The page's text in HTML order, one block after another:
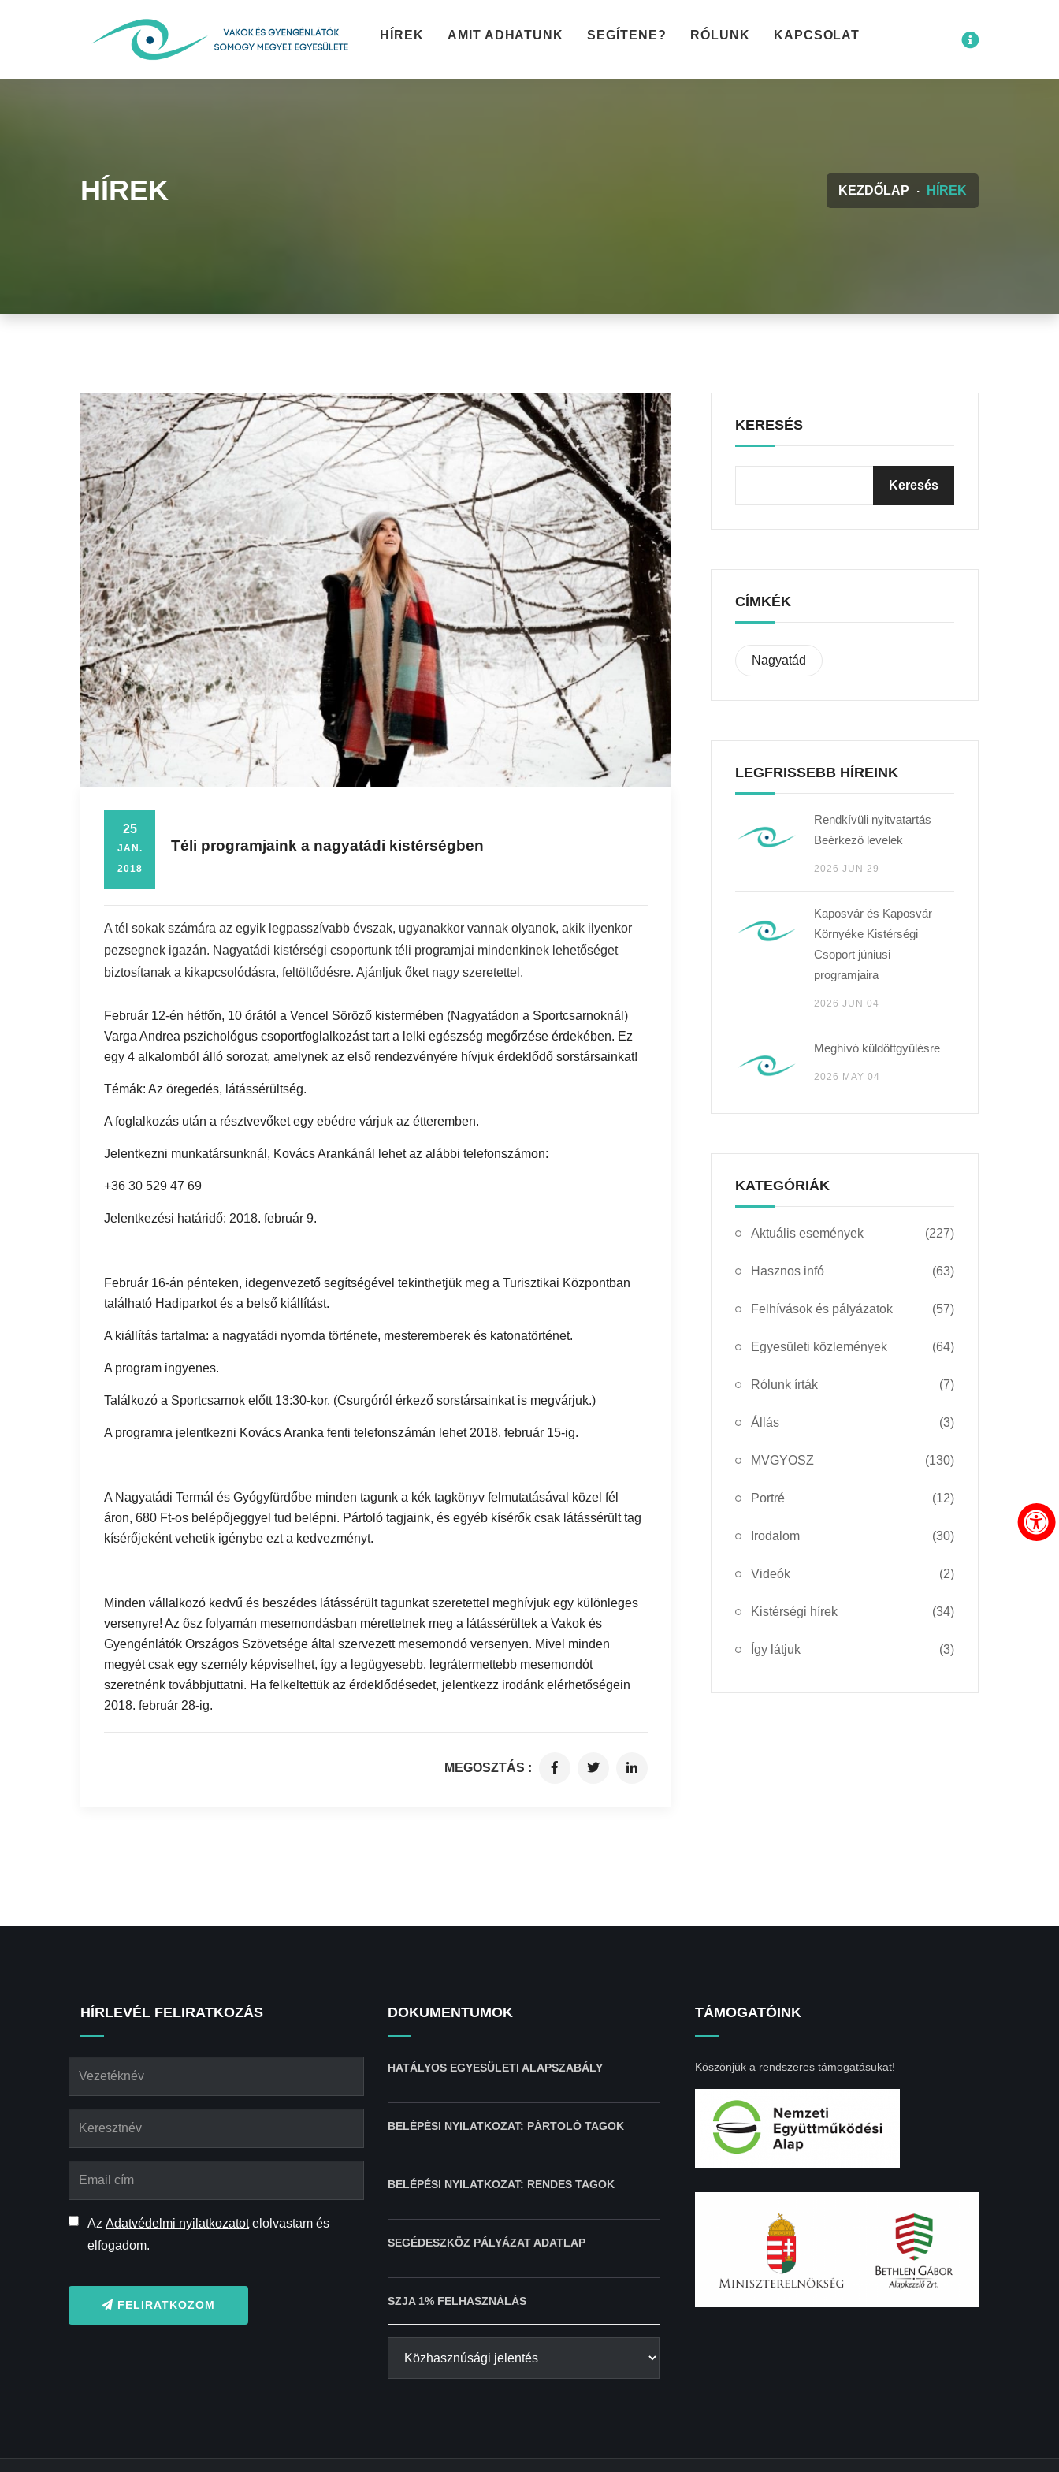
HÍREK AMIT ADHATUNK SEGÍTENE? RÓLUNK KAPCSOLAT
HÍREK KEZDŐLAP HÍREK
25
JAN.
2018
Téli programjaink a nagyatádi kistérségben
A tél sokak számára az egyik legpasszívabb évszak, ugyanakkor vannak olyanok, akik ilyenkor
pezsegnek igazán. Nagyatádi kistérségi csoportunk téli programjai mindenkinek lehetőséget
biztosítanak a kikapcsolódásra, feltöltődésre. Ajánljuk őket nagy szeretettel.
Február 12-én hétfőn, 10 órától a Vencel Söröző kistermében (Nagyatádon a Sportcsarnoknál)
Varga Andrea pszichológus csoportfoglalkozást tart a lelki egészség megőrzése érdekében. Ez
egy 4 alkalomból álló sorozat, amelynek az első rendezvényére hívjuk érdeklődő sorstársainkat!
Témák: Az öregedés, látássérültség.
A foglalkozás után a résztvevőket egy ebédre várjuk az étteremben.
Jelentkezni munkatársunknál, Kovács Arankánál lehet az alábbi telefonszámon:
+36 30 529 47 69
Jelentkezési határidő: 2018. február 9.
Február 16-án pénteken, idegenvezető segítségével tekinthetjük meg a Turisztikai Központban
található Hadiparkot és a belső kiállítást.
A kiállítás tartalma: a nagyatádi nyomda története, mesteremberek és katonatörténet.
A program ingyenes.
Találkozó a Sportcsarnok előtt 13:30-kor. (Csurgóról érkező sorstársainkat is megvárjuk.)
A programra jelentkezni Kovács Aranka fenti telefonszámán lehet 2018. február 15-ig.
A Nagyatádi Termál és Gyógyfürdőbe minden tagunk a kék tagkönyv felmutatásával közel fél
áron, 680 Ft-os belépőjeggyel tud belépni. Pártoló tagjaink, és egyéb kísérők csak látássérült tag
kísérőjeként vehetik igénybe ezt a kedvezményt.
Minden vállalkozó kedvű és beszédes látássérült tagunkat szeretettel meghívjuk egy különleges
versenyre! Az ősz folyamán mesemondásban mérettetnek meg a látássérültek a Vakok és
Gyengénlátók Országos Szövetsége által szervezett mesemondó versenyen. Mivel minden
megyét csak egy személy képviselhet, így a legügyesebb, legrátermettebb mesemondót
szeretnénk továbbjuttatni. Ha felkeltettük az érdeklődésedet, jelentkezz irodánk elérhetőségein
2018. február 28-ig.
MEGOSZTÁS :
KERESÉS
CÍMKÉK
Nagyatád
LEGFRISSEBB HÍREINK
Rendkívüli nyitvatartás
Beérkező levelek
2026 JUN 29
Kaposvár és Kaposvár
Környéke Kistérségi
Csoport júniusi
programjaira
2026 JUN 04
Meghívó küldöttgyűlésre
2026 MAY 04
KATEGÓRIÁK
Aktuális események (227)
Hasznos infó (63)
Felhívások és pályázatok (57)
Egyesületi közlemények (64)
Rólunk írták (7)
Állás (3)
MVGYOSZ (130)
Portré (12)
Irodalom (30)
Videók (2)
Kistérségi hírek (34)
Így látjuk (3)
HÍRLEVÉL FELIRATKOZÁS
Az Adatvédelmi nyilatkozatotelolvastam és
elfogadom.
FELIRATKOZOM
DOKUMENTUMOK
HATÁLYOS EGYESÜLETI ALAPSZABÁLY
BELÉPÉSI NYILATKOZAT: PÁRTOLÓ TAGOK
BELÉPÉSI NYILATKOZAT: RENDES TAGOK
SEGÉDESZKÖZ PÁLYÁZAT ADATLAP
SZJA 1% FELHASZNÁLÁS
TÁMOGATÓINK
Köszönjük a rendszeres támogatásukat!